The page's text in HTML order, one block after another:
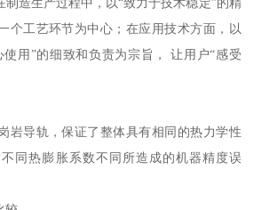
个工艺环节为中心；在应用技术方面，以
用”的细致和负责为宗旨， 让用户“感受
岩导轨，保证了整体具有相同的热力学性
同热膨胀系数不同所造成的机器精度误